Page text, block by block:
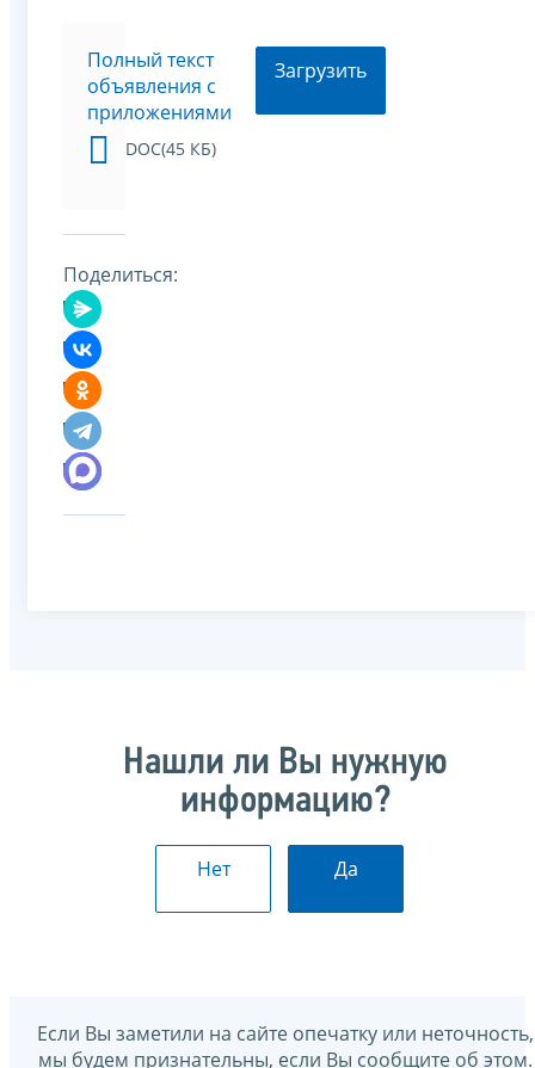
Полный текст
объявления с
приложениями
DOC(45 КБ)
Загрузить
Поделиться:
Нашли ли Вы нужную
информацию?
Нет Да
Если Вы заметили на сайте опечатку или неточность,
мы будем признательны, если Вы сообщите об этом.